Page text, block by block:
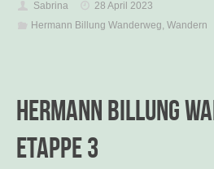
Sabrina
28 April 2023
Hermann Billung Wanderweg Wandern
Hermann Billung
Etappe 3